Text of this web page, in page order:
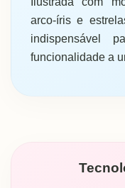
arco-íris e
indispensável
funcionalidade a